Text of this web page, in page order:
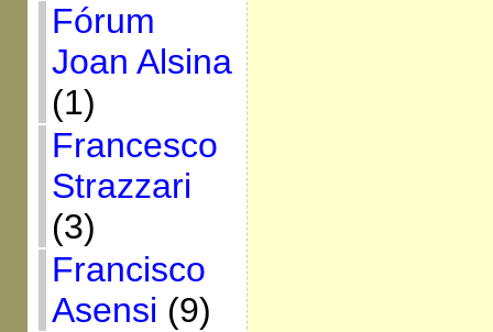
Fórum
Joan Alsina
(1)
Francesco
Strazzari
(3)
Francisco
Asensi (9)